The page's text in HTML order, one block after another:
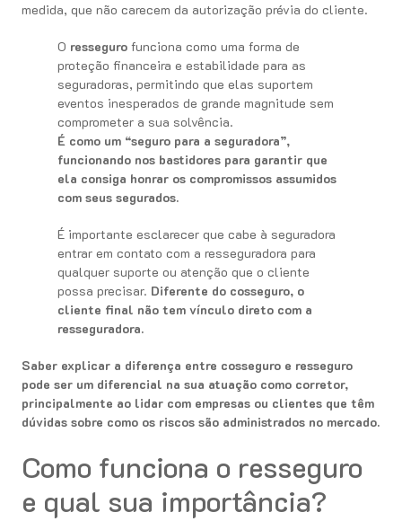
medida, que não carecem da autorização prévia do cliente.
O resseguro funciona como uma forma de
proteção financeira e estabilidade para as
seguradoras, permitindo que elas suportem
eventos inesperados de grande magnitude sem
comprometer a sua solvência.
É como um “seguro para a seguradora”,
funcionando nos bastidores para garantir que
ela consiga honrar os compromissos assumidos
com seus segurados.
É importante esclarecer que cabe à seguradora
entrar em contato com a resseguradora para
qualquer suporte ou atenção que o cliente
possa precisar. Diferente do cosseguro, o
cliente final não tem vínculo direto com a
resseguradora.
Saber explicar a diferença entre cosseguro e resseguro
pode ser um diferencial na sua atuação como corretor,
principalmente ao lidar com empresas ou clientes que têm
dúvidas sobre como os riscos são administrados no mercado.
Como funciona o resseguro
e qual sua importância?